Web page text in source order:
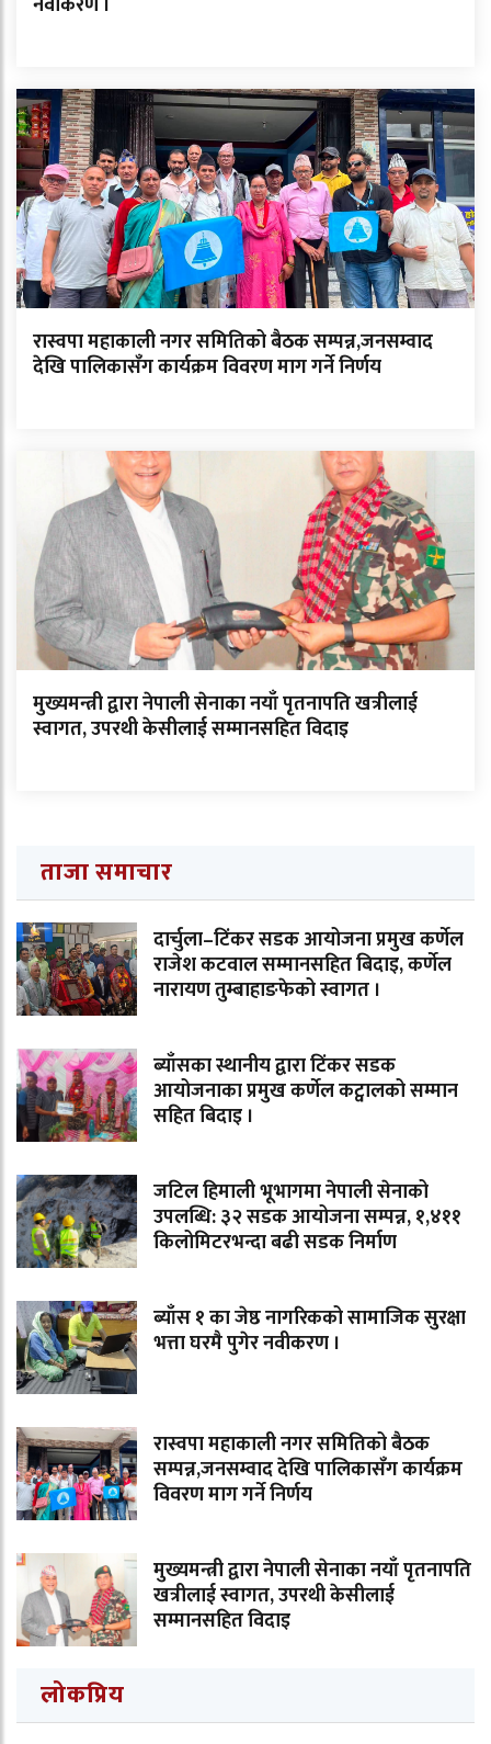
रास्वपा महाकाली नगर समितिको बैठक सम्पन्न,जनसम्वाद
देखि पालिकासँग कार्यक्रम विवरण माग गर्ने निर्णय
मुख्यमन्त्री द्वारा नेपाली सेनाका नयाँ पृतनापति खत्रीलाई
स्वागत, उपरथी केसीलाई सम्मानसहित विदाइ
ताजा समाचार
दार्चुला–टिंकर सडक आयोजना प्रमुख कर्णेल
राजेश कटवाल सम्मानसहित बिदाइ, कर्णेल
नारायण तुम्बाहाङफेको स्वागत ।
ब्याँसका स्थानीय द्वारा टिंकर सडक
आयोजनाका प्रमुख कर्णेल कट्वालको सम्मान
सहित बिदाइ ।
जटिल हिमाली भूभागमा नेपाली सेनाको
उपलब्धि: ३२ सडक आयोजना सम्पन्न, १,४११
किलोमिटरभन्दा बढी सडक निर्माण
ब्याँस १ का जेष्ठ नागरिकको सामाजिक सुरक्षा
भत्ता घरमै पुगेर नवीकरण ।
रास्वपा महाकाली नगर समितिको बैठक
सम्पन्न,जनसम्वाद देखि पालिकासँग कार्यक्रम
विवरण माग गर्ने निर्णय
मुख्यमन्त्री द्वारा नेपाली सेनाका नयाँ पृतनापति
खत्रीलाई स्वागत, उपरथी केसीलाई
सम्मानसहित विदाइ
लोकप्रिय